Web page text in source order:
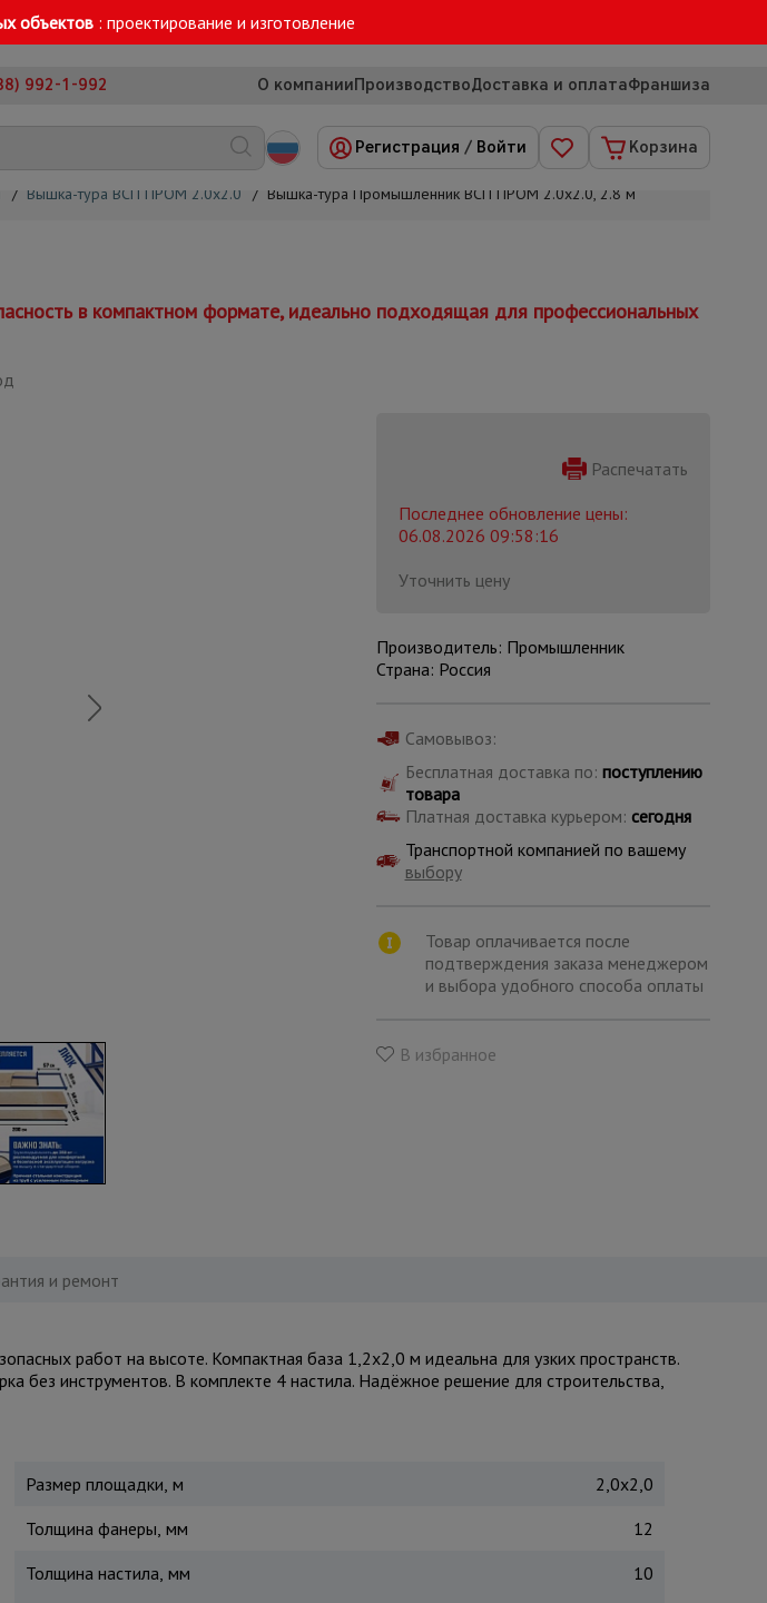
объектов : проектирование и изготовление
992-1-992 О компанииПроизводствоДоставка и оплатаФраншиза
Регистрация / Войти Корзина
/ Вышка-тура ВСП ПРОМ 2.0х2.0 / Вышка-тура Промышленник ВСП ПРОМ 2.0х2.0, 2.8 м
в компактном формате, идеально подходящая для профессиональных
Распечатать
Последнее обновление цены:
06.08.2026 09:58:16
Уточнить цену
Производитель: Промышленник
Страна: Россия
Самовывоз:
Бесплатная доставка по: поступлению
товара
Платная доставка курьером: сегодня
Транспортной компанией по вашему
выбору
Товар оплачивается после
подтверждения заказа менеджером
и выбора удобного способа оплаты
В избранное
и ремонт
работ на высоте. Компактная база 1,2x2,0 м идеальна для узких пространств.
без инструментов. В комплекте 4 настила. Надёжное решение для строительства,
Размер площадки, м
2,0x2,0
Толщина фанеры, мм
12
Толщина настила, мм
10